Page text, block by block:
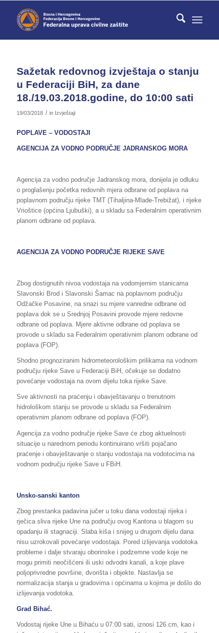
Sažetak redovnog izvještaja o stanju
u Federaciji BiH, za dane
18./19.03.2018.godine, do 10:00 sati
19/03/2018 / in Izvještaji
POPLAVE – VODOSTAJI
AGENCIJA ZA VODNO PODRUČJE JADRANSKOG MORA
Agencija za vodno područje Jadranskog mora, donijela je odluku
o proglašenju početka redovnih mjera odbrane od poplava na
poplavnom području rijeke TMT (Tihaljina-Mlade-Trebižat), i rijeke
Vrioštice (općina Ljubuški), a u skladu sa Federalnim operativnim
planom odbrane od poplava.
AGENCIJA ZA VODNO PODRUČJE RIJEKE SAVE
Zbog dostignutih nivoa vodostaja na vodomjernim stanicama
Slavonski Brod i Slavonski Šamac na poplavnom području
Odžačke Posavine, na snazi su mjere vanredne odbrane od
poplava dok se u Srednjoj Posavini provode mjere redovne
odbrane od poplava. Mjere aktivne odbrane od poplava se
provode u skladu sa Federalnim operativnim planom odbrane od
poplava (FOP).
Shodno prognoziranim hidrometeorološkim prilikama na vodnom
području rijeke Save u Federaciji BiH, očekuje se dodatno
povećanje vodostaja na ovom dijelu toka rijeke Save.
Sve aktivnosti na praćenju i obavještavanju o trenutnom
hidrološkom stanju se provode u skladu sa Federalnim
operativnim planom odbrane od poplava (FOP).
Agencija za vodno područje rijeke Save će zbog aktuelnosti
situacije u narednom periodu kontinuirano vršiti pojačano
praćenje i obavještavanje o stanju vodostaja na vodotocima na
vodnom području rijeke Save u FBiH.
Unsko-sanski kanton
Zbog prestanka padavina jučer u toku dana vodostaji rijeka i
rječica sliva rijeke Une na području ovog Kantona u blagom su
opadanju ili stagnaciji. Slaba kiša i snijeg u drugom dijelu dana
nisu uzrokovali povećanje vodostaja. Pored izlijevanja vodotoka
probleme i dalje stvaraju oborinske i podzemne vode koje ne
mogu primiti neočišćeni ili uski odvodni kanali, a koje plave
poljoprivredne površine, dvorišta i objekte. Nastavlja se
normalizacija stanja u gradovima i općinama u kojima je došlo do
izlijevanja vodotoka.
Grad Bihać.
Vodostaj rijeke Une u Bihaću u 07:00 sati, iznosi 126 cm, kao i